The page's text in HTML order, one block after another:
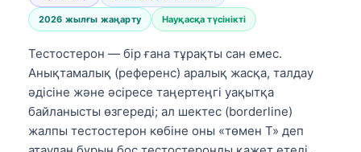
2026 жылғы жаңарту Науқасқа түсінікті
Тестостерон — бір ғана тұрақты сан емес.
Анықтамалық (референс) аралық жасқа, талдау
әдісіне және әсіресе таңертеңгі уақытқа
байланысты өзгереді; ал шектес (borderline)
жалпы тестостерон көбіне оны «төмен Т» деп